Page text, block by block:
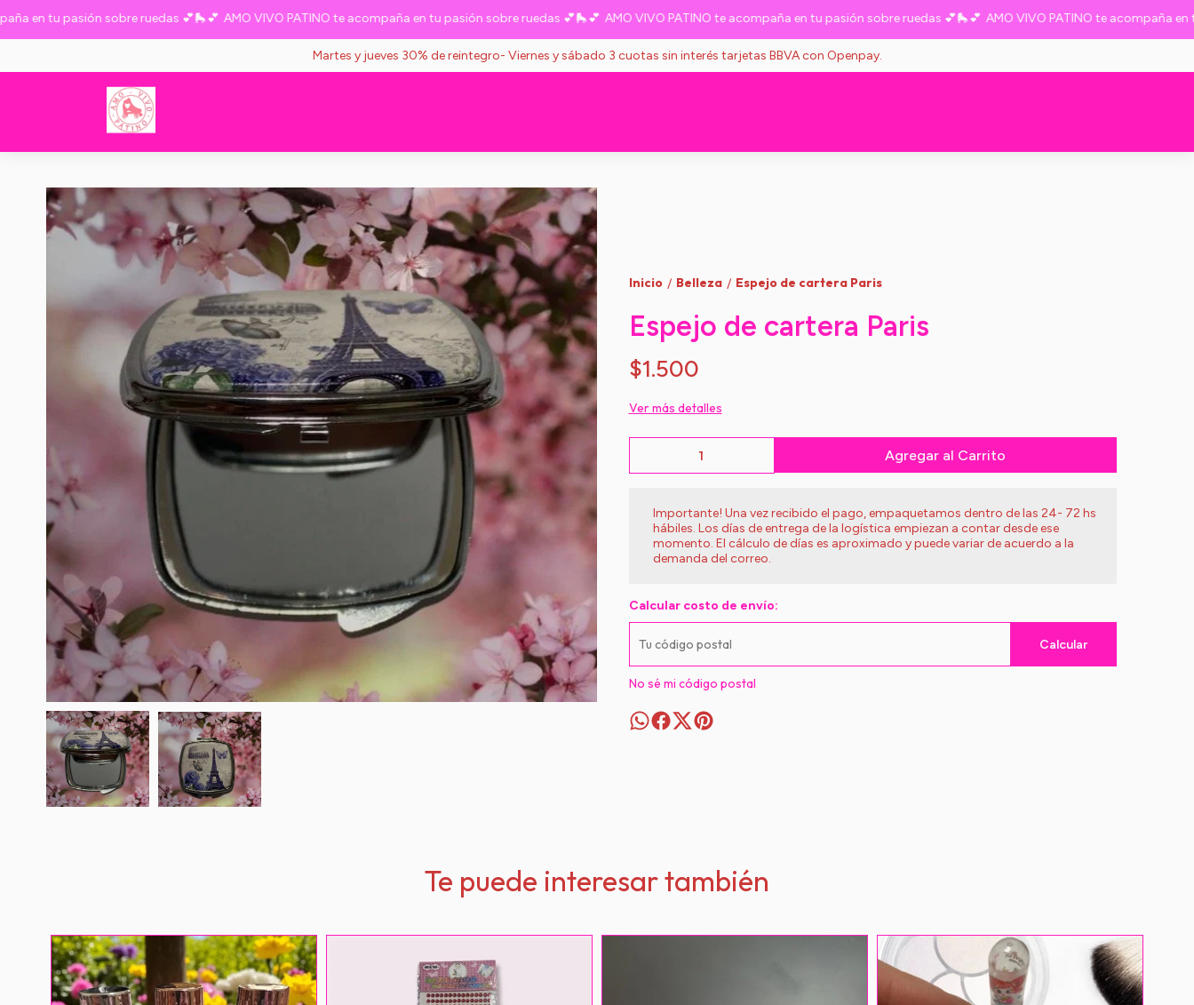
en tu pasión sobre ruedas 💕🛼💕 AMO VIVO PATINO te acompaña en tu pasión sobre ruedas 💕🛼💕 AMO VIVO PATINO te acompaña en tu pasión sobre ruedas 💕🛼💕 AMO VIVO PATINO te acompaña en
Martes y jueves 30% de reintegro- Viernes y sábado 3 cuotas sin interés tarjetas BBVA con Openpay.
Inicio / Belleza / Espejo de cartera Paris
Espejo de cartera Paris
$1.500
Ver más detalles
Agregar al Carrito
Importante! Una vez recibido el pago, empaquetamos dentro de las 24- 72 hs
hábiles. Los días de entrega de la logística empiezan a contar desde ese
momento. El cálculo de días es aproximado y puede variar de acuerdo a la
demanda del correo.
Calcular costo de envío:
Calcular
No sé mi código postal
Te puede interesar también